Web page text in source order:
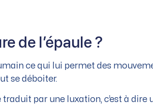
de l’épaule ?
ce qui lui permet des
se déboiter.
par une luxation, c’est à